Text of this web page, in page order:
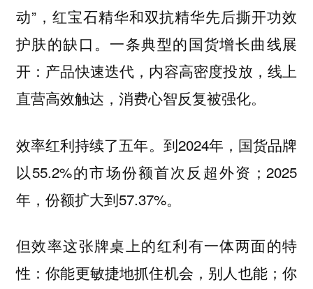
动”，红宝石精华和双抗精华先后撕开功效
护肤的缺口。一条典型的国货增长曲线展
开：产品快速迭代，内容高密度投放，线上
直营高效触达，消费心智反复被强化。
效率红利持续了五年。到2024年，国货品牌
以55.2%的市场份额首次反超外资；2025
年，份额扩大到57.37%。
但效率这张牌桌上的红利有一体两面的特
性：你能更敏捷地抓住机会，别人也能；你